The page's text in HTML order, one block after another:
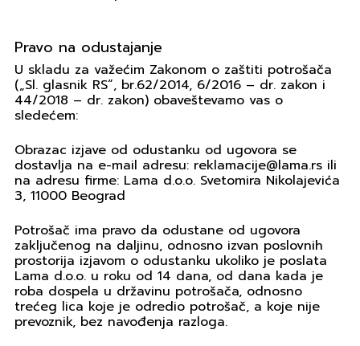
Pravo na odustajanje
U skladu za važećim Zakonom o zaštiti potrošača
(„Sl. glasnik RS“, br.62/2014, 6/2016 – dr. zakon i
44/2018 – dr. zakon) obaveštevamo vas o
sledećem:
Obrazac izjave od odustanku od ugovora se
dostavlja na e-mail adresu: reklamacije@lama.rs ili
na adresu firme: Lama d.o.o. Svetomira Nikolajevića
3, 11000 Beograd
Potrošač ima pravo da odustane od ugovora
zaključenog na daljinu, odnosno izvan poslovnih
prostorija izjavom o odustanku ukoliko je poslata
Lama d.o.o. u roku od 14 dana, od dana kada je
roba dospela u državinu potrošača, odnosno
trećeg lica koje je odredio potrošač, a koje nije
prevoznik, bez navođenja razloga.